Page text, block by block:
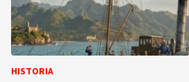
HISTORIA